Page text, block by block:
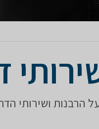
הרבנות ושירותי